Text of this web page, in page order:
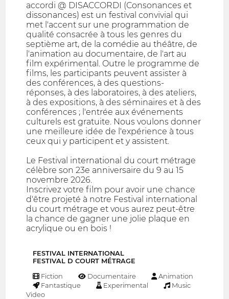
accordi @ DISACCORDI (Consonances et
dissonances) est un festival convivial qui
met l'accent sur une programmation de
qualité consacrée à tous les genres du
septième art, de la comédie au théâtre, de
l'animation au documentaire, de l'art au
film expérimental. Outre le programme de
films, les participants peuvent assister à
des conférences, à des questions-
réponses, à des laboratoires, à des ateliers,
à des expositions, à des séminaires et à des
conférences ; l'entrée aux événements
culturels est gratuite. Nous voulons donner
une meilleure idée de l'expérience à tous
ceux qui y participent et y assistent.
Le Festival international du court métrage
célèbre son 23e anniversaire du 9 au 15
novembre 2026.
Inscrivez votre film pour avoir une chance
d'être projeté à notre Festival international
du court métrage et vous aurez peut-être
la chance de gagner une jolie plaque en
acrylique ou en bois !
FESTIVAL INTERNATIONAL
FESTIVAL D COURT MÉTRAGE
Fiction Documentaire
Animation
Fantastique
Experimental
Music
Video